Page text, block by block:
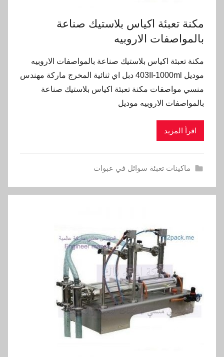
مكنة تعبئة اكياس بلاستيك صناعة
بالمواصفات الاروبيه
مكنة تعبئة اكياس بلاستيك صناعة بالمواصفات الاروبيه
موديل 403II-1000ml دبل اي ثنائية المخرج ماركة مهندس
منسي مواصفات مكنة تعبئة اكياس بلاستيك صناعة
بالمواصفات الاروبيه موديل
اقرأ المزيد
ماكينات تعبئة سوائل في عبوات